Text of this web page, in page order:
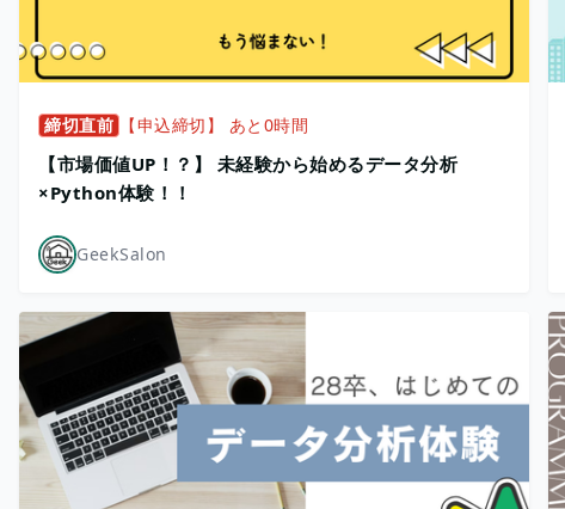
締切直前 【申込締切】 あと0時間
【市場価値UP！？】 未経験から始めるデータ分析
×Python体験！！
GeekSalon